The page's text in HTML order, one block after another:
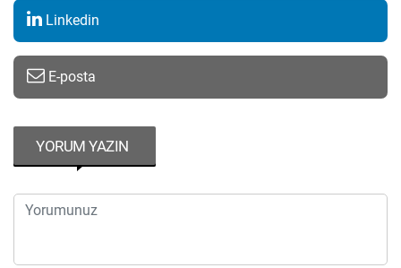
Linkedin
E-posta
YORUM YAZIN